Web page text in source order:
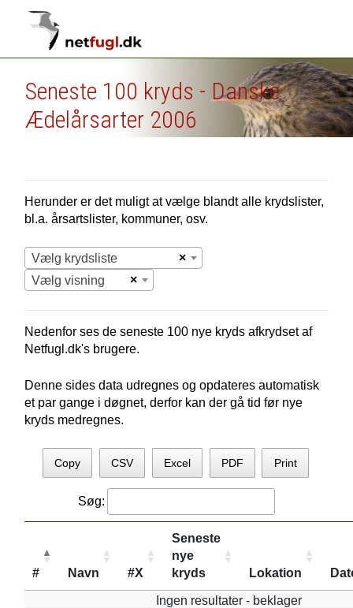
Seneste 100 kryds - Danske
Ædelårsarter 2006
Herunder er det muligt at vælge blandt alle krydslister,
bl.a. årsartslister, kommuner, osv.
×
Vælg krydsliste
×
Vælg visning
Nedenfor ses de seneste 100 nye kryds afkrydset af
Netfugl.dk's brugere.
Denne sides data udregnes og opdateres automatisk
et par gange i døgnet, derfor kan der gå tid før nye
kryds medregnes.
Copy CSV Excel PDF Print
Søg:
# Navn #X
Seneste
nye
kryds
Lokation
Ingen resultater - beklager